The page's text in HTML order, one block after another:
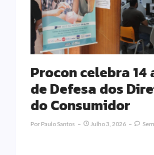
Procon celebra 14
de Defesa dos
do Consumidor
Por Paulo Santos Julho 3, 2026